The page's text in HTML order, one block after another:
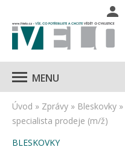
MENU
Úvod » Zprávy » Bleskovky »
specialista prodeje (m/ž)
BLESKOVKY